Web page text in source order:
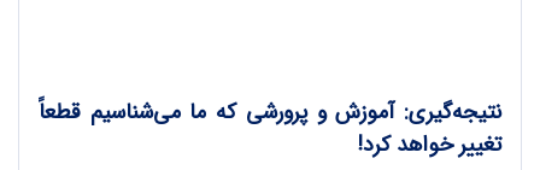
نتیجه‌گیری: آموزش و پرورشی که ما می‌شناسیم قطعاً
تغییر خواهد کرد!